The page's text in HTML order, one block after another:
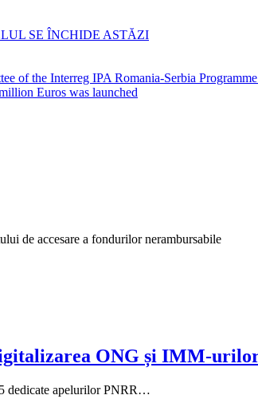
SE ÎNCHIDE ASTĂZI
of the Interreg IPA Romania-Serbia
Euros was launched
de accesare a fondurilor nerambursabile
ONG și IMM-
dedicate apelurilor PNRR…